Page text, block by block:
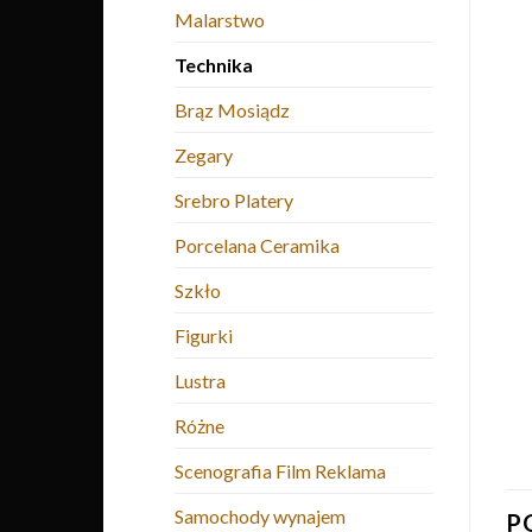
Malarstwo
Technika
Brąz Mosiądz
Zegary
Srebro Platery
Porcelana Ceramika
Szkło
Figurki
Lustra
Różne
Scenografia Film Reklama
Samochody wynajem